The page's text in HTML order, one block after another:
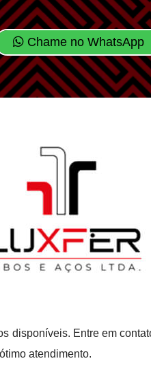
Chame no WhatsApp
disponíveis. Entre em
atendimento.